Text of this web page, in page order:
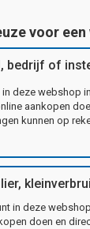
stickervel
per
Zelfklevende
voor een
bedrijf of
in deze webshop
aankopen
kunnen op
in deze
doen en